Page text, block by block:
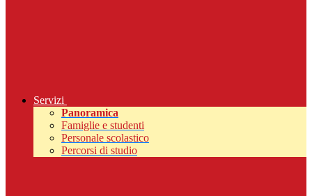
Servizi
Panoramica
Famiglie e studenti
Personale scolastico
Percorsi di studio